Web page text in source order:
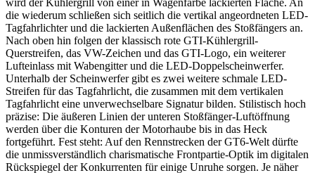
wird der Kühlergrill von einer in Wagenfarbe lackierten Fläche. An
die wiederum schließen sich seitlich die vertikal angeordneten LED-
Tagfahrlichter und die lackierten Außenflächen des Stoßfängers an.
Nach oben hin folgen der klassisch rote GTI-Kühlergrill-
Querstreifen, das VW-Zeichen und das GTI-Logo, ein weiterer
Lufteinlass mit Wabengitter und die LED-Doppelscheinwerfer.
Unterhalb der Scheinwerfer gibt es zwei weitere schmale LED-
Streifen für das Tagfahrlicht, die zusammen mit dem vertikalen
Tagfahrlicht eine unverwechselbare Signatur bilden. Stilistisch hoch
präzise: Die äußeren Linien der unteren Stoßfänger-Luftöffnung
werden über die Konturen der Motorhaube bis in das Heck
fortgeführt. Fest steht: Auf den Rennstrecken der GT6-Welt dürfte
die unmissverständlich charismatische Frontpartie-Optik im digitalen
Rückspiegel der Konkurrenten für einige Unruhe sorgen. Je näher